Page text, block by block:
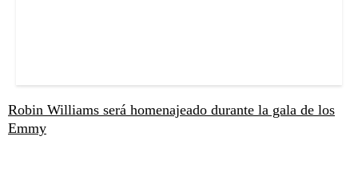
Robin Williams será homenajeado durante la gala de los
Emmy